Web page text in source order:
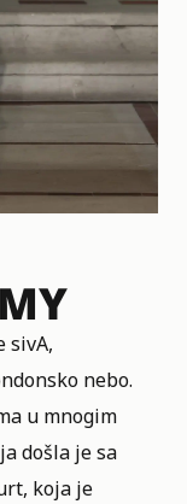
sivA,
nebo.
u mnogim
došla je sa
koja je